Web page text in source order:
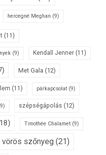
hercegné Meghan (9)
(11)
(9) Kendall Jenner (11)
Met Gala (12)
(11) párkapcsolat (9)
szépségápolás (12)
Timothée Chalamet (9)
vörös szőnyeg (21)